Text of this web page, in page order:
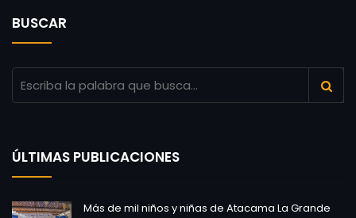
BUSCAR
ÚLTIMAS PUBLICACIONES
Más de mil niños y niñas de Atacama La Grande